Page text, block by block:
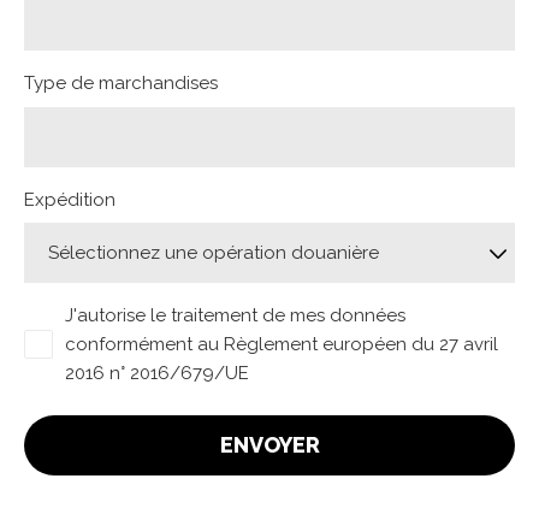
Type de marchandises
Expédition
J'autorise le traitement de mes données
conformément au Règlement européen du 27 avril
2016 n° 2016/679/UE